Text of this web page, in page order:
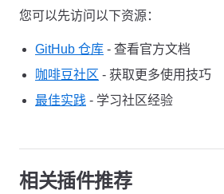
您可以先访问以下资源：
GitHub 仓库 - 查看官方文档
咖啡豆社区 - 获取更多使用技巧
最佳实践 - 学习社区经验
相关插件推荐